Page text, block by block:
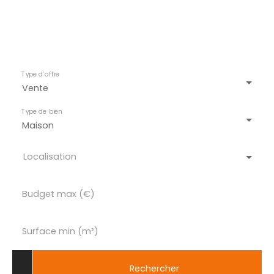
Vente
Type d'offre
Maison
Type de bien
Localisation
Budget max (€)
Surface min (m²)
Rechercher